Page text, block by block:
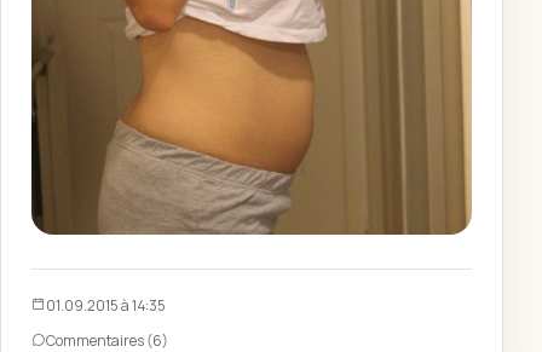
01.09.2015 à 14:35
Commentaires (6)